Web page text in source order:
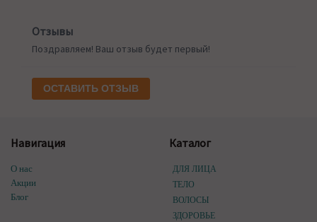
Отзывы
Поздравляем! Ваш отзыв будет первый!
ОСТАВИТЬ ОТЗЫВ
Навигация
О нас
Акции
Блог
Каталог
ДЛЯ ЛИЦА
ТЕЛО
ВОЛОСЫ
ЗДОРОВЬЕ